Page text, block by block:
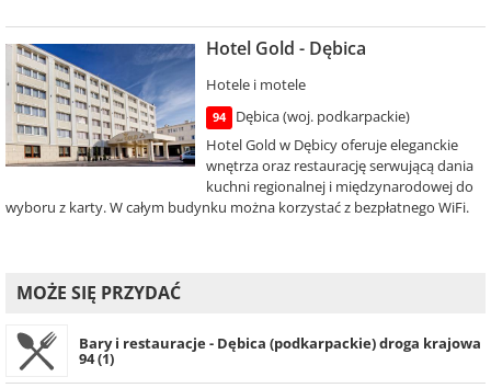
Hotel Gold - Dębica
Hotele i motele
94
Dębica (woj. podkarpackie)
Hotel Gold w Dębicy oferuje eleganckie
wnętrza oraz restaurację serwującą dania
kuchni regionalnej i międzynarodowej do
wyboru z karty. W całym budynku można korzystać z bezpłatnego WiFi.
MOŻE SIĘ PRZYDAĆ
Bary i restauracje - Dębica (podkarpackie) droga krajowa
94 (1)